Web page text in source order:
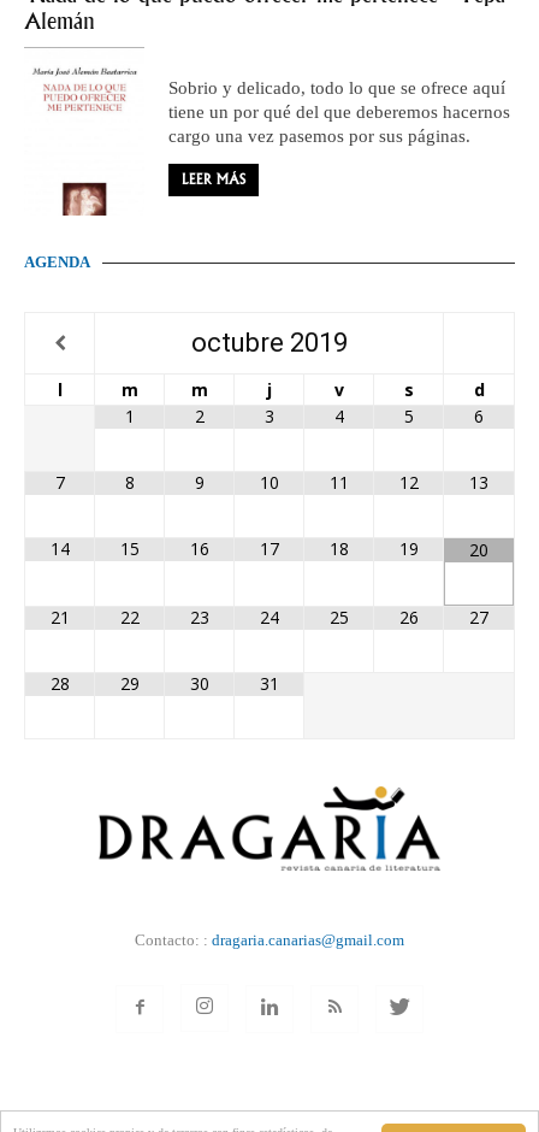
Alemán
Sobrio y delicado, todo lo que se ofrece aquí
tiene un por qué del que deberemos hacernos
cargo una vez pasemos por sus páginas.
LEER MÁS
AGENDA
octubre 2019
l m m j v s
d
1
2 3 4 5 6
7 8 9 10 11 12 13
14 15 16 17 18 19 20
21 22 23 24 25 26 27
28 29 30 31
Contacto: : dragaria.canarias@gmail.com
COOKIES